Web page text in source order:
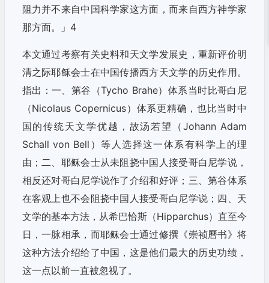
阻力并不来自中国科学家这方面，而来自西方神学家
那方面。」4
本文通过考察有关史料和天文学发展史，重新评价明
清之际耶稣会士在中国传播西方天文学的历史作用。
指出：一、第谷（Tycho Brahe）体系当时比哥白尼
（Nicolaus Copernicus）体系更精确，也比当时中
国的传统天文学优越，故汤若望（Johann Adam
Schall von Bell）等人选择这一体系有科学上的理
由；二、耶稣会士从未阻挠中国人接受哥白尼学说，
相反还对哥白尼学说作了介绍和好评；三、第谷体系
在客观上也不会阻挠中国人接受哥白尼学说；四、天
文学的基本方法，从希巴恰斯（Hipparchus）直至今
日，一脉相承，而耶稣会士通过修撰《崇祯曆书》将
这种方法介绍给了中国，这是他们最大的历史功绩，
这一点以前一直被忽视了。